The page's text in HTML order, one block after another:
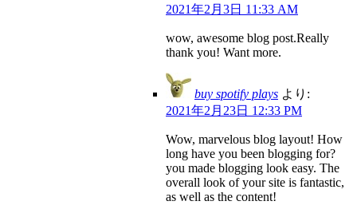
2021年2月3日 11:33 AM
wow, awesome blog post.Really
thank you! Want more.
buy spotify plays より:
2021年2月23日 12:33 PM
Wow, marvelous blog layout! How
long have you been blogging for?
you made blogging look easy. The
overall look of your site is fantastic,
as well as the content!